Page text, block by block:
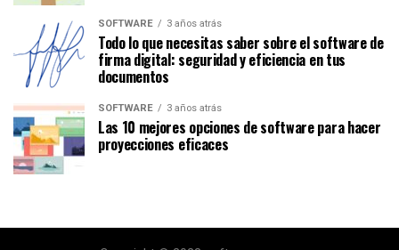
SOFTWARE 3 años atrás
Todo lo que necesitas saber sobre el software de
firma digital: seguridad y eficiencia en tus
documentos
SOFTWARE 3 años atrás
Las 10 mejores opciones de software para hacer
proyecciones eficaces